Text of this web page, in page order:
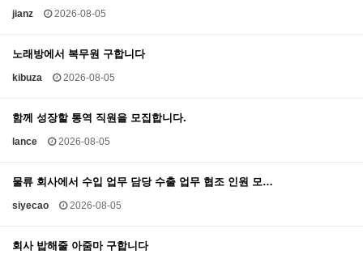
jianz 2026-08-05
노래방에서 복무원 구합니다
kibuza 2026-08-05
함께 성장할 통역 직원을 모집합니다.
lance 2026-08-05
물류 회사에서 수입 업무 담당 수출 업무 협조 인원 모…
siyecao 2026-08-05
회사 밥해줄 아줌마 구합니다